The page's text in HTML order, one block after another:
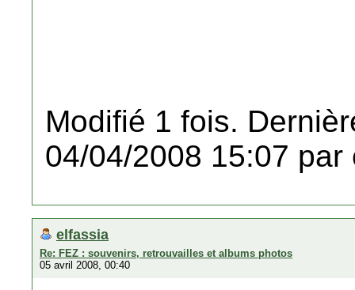
Modifié 1 fois.
04/04/2008 15:07 par
elfassia
Re: FEZ : souvenirs, retrouvailles et albums photos
05 avril 2008, 00:40